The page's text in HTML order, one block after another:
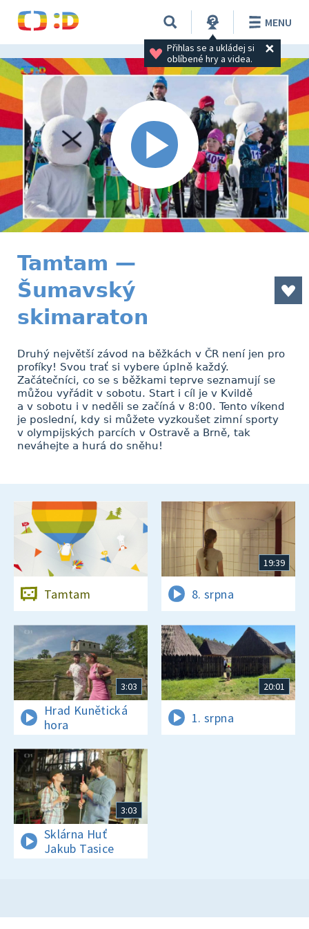
Přihlas se a ukládej si
oblíbené hry a videa.
MENU
Tamtam —
Šumavský
skimaraton
Druhý největší závod na běžkách v ČR není jen pro
profíky! Svou trať si vybere úplně každý.
Začátečníci, co se s běžkami teprve seznamují se
můžou vyřádit v sobotu. Start i cíl je v Kvildě
a v sobotu i v neděli se začíná v 8:00. Tento víkend
je poslední, kdy si můžete vyzkoušet zimní sporty
v olympijských parcích v Ostravě a Brně, tak
neváhejte a hurá do sněhu!
Tamtam
19:39
8. srpna
3:03
Hrad Kunětická
hora
20:01
1. srpna
3:03
Sklárna Huť
Jakub Tasice